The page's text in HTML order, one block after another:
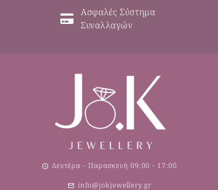
Ασφαλές Σύστημα
Συναλλαγών
Δευτέρα - Παρασκευή 09:00 - 17:00
info@jokjewellery.gr